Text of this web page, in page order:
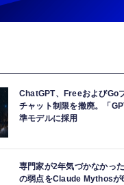
ChatGPT、FreeおよびGo
チャット制限を撤廃。「
準モデルに採用
専門家が2年気づかなかっ
の弱点をClaude Mythosが